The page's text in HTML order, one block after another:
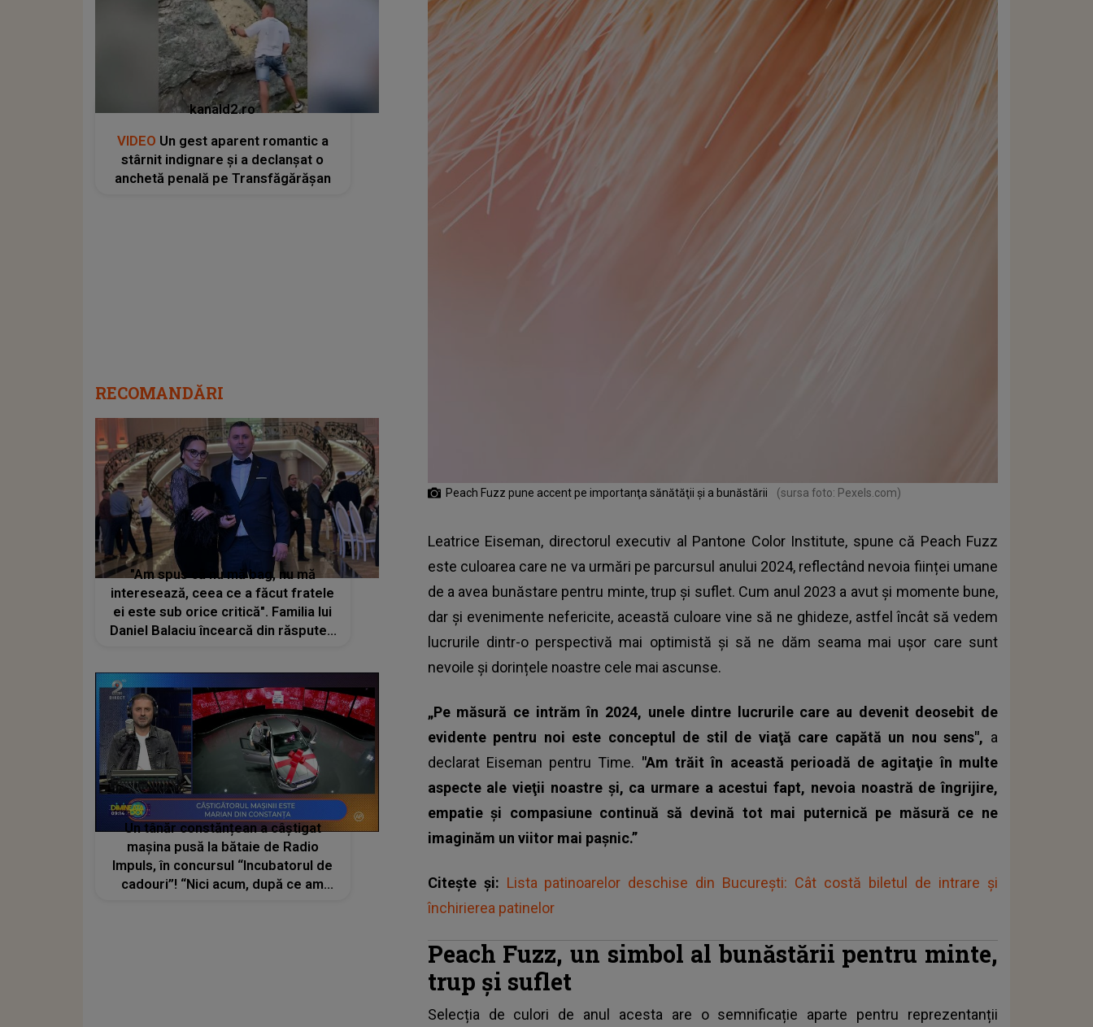
Peach Fuzz pune accent pe importanţa sănătăţii şi a bunăstării (sursa foto: Pexels.com)
Leatrice Eiseman, directorul executiv al Pantone Color Institute, spune că Peach Fuzz
este culoarea care ne va urmări pe parcursul anului 2024, reflectând nevoia ființei umane
de a avea bunăstare pentru minte, trup și suflet. Cum anul 2023 a avut și momente bune,
dar și evenimente nefericite, această culoare vine să ne ghideze, astfel încât să vedem
lucrurile dintr-o perspectivă mai optimistă și să ne dăm seama mai ușor care sunt
nevoile și dorințele noastre cele mai ascunse.
„Pe măsură ce intrăm în 2024, unele dintre lucrurile care au devenit deosebit de
evidente pentru noi este conceptul de stil de viaţă care capătă un nou sens", a
declarat Eiseman pentru Time. "Am trăit în această perioadă de agitaţie în multe
aspecte ale vieţii noastre şi, ca urmare a acestui fapt, nevoia noastră de îngrijire,
empatie şi compasiune continuă să devină tot mai puternică pe măsură ce ne
imaginăm un viitor mai paşnic.”
Citește și: Lista patinoarelor deschise din București: Cât costă biletul de intrare și
închirierea patinelor
Peach Fuzz, un simbol al bunăstării pentru minte,
trup şi suflet
Selecția de culori de anul acesta are o semnificație aparte pentru reprezentanții
kanald2.ro
VIDEO Un gest aparent romantic a
stârnit indignare și a declanșat o
anchetă penală pe Transfăgărășan
RECOMANDĂRI
"Am spus că nu mă bag, nu mă
interesează, ceea ce a făcut fratele
ei este sub orice critică". Familia lui
Daniel Balaciu încearcă din răsputeri
Un tânăr constănțean a câștigat
mașina pusă la bătaie de Radio
Impuls, în concursul “Incubatorul de
cadouri”! “Nici acum, după ce am